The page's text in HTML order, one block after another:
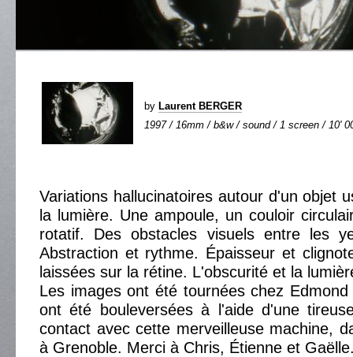
by Laurent BERGER
1997 / 16mm / b&w / sound / 1 screen / 10'
Variations hallucinatoires autour d'un objet
la lumière. Une ampoule, un couloir
rotatif. Des obstacles visuels entre les
Abstraction et rythme. Épaisseur et
laissées sur la rétine. L'obscurité et la
Les images ont été tournées chez
ont été bouleversées à l'aide d'une
contact avec cette merveilleuse machine,
à Grenoble. Merci à Chris, Étienne et